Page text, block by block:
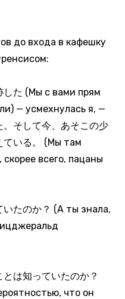
до входа в кафешку
した (Мы с вами прям
— усмехнулась я, —
そして今、あそこの少
ている。 (Мы там
всего, пацаны
いたのか？ (А ты знала,
は知っていたのか？
что он